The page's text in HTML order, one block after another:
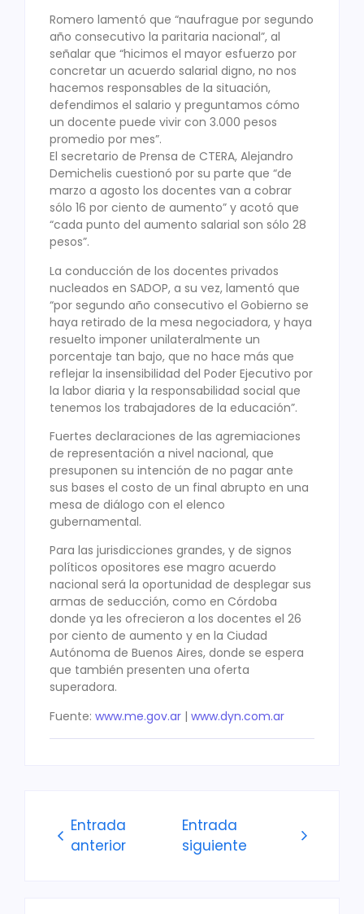
Romero lamentó que “naufrague por segundo
año consecutivo la paritaria nacional”, al
señalar que “hicimos el mayor esfuerzo por
concretar un acuerdo salarial digno, no nos
hacemos responsables de la situación,
defendimos el salario y preguntamos cómo
un docente puede vivir con 3.000 pesos
promedio por mes”.
El secretario de Prensa de CTERA, Alejandro
Demichelis cuestionó por su parte que “de
marzo a agosto los docentes van a cobrar
sólo 16 por ciento de aumento” y acotó que
“cada punto del aumento salarial son sólo 28
pesos”.
La conducción de los docentes privados
nucleados en SADOP, a su vez, lamentó que
“por segundo año consecutivo el Gobierno se
haya retirado de la mesa negociadora, y haya
resuelto imponer unilateralmente un
porcentaje tan bajo, que no hace más que
reflejar la insensibilidad del Poder Ejecutivo por
la labor diaria y la responsabilidad social que
tenemos los trabajadores de la educación”.
Fuertes declaraciones de las agremiaciones
de representación a nivel nacional, que
presuponen su intención de no pagar ante
sus bases el costo de un final abrupto en una
mesa de diálogo con el elenco
gubernamental.
Para las jurisdicciones grandes, y de signos
políticos opositores ese magro acuerdo
nacional será la oportunidad de desplegar sus
armas de seducción, como en Córdoba
donde ya les ofrecieron a los docentes el 26
por ciento de aumento y en la Ciudad
Autónoma de Buenos Aires, donde se espera
que también presenten una oferta
superadora.
Fuente: www.me.gov.ar | www.dyn.com.ar
Entrada
anterior
Entrada
siguiente